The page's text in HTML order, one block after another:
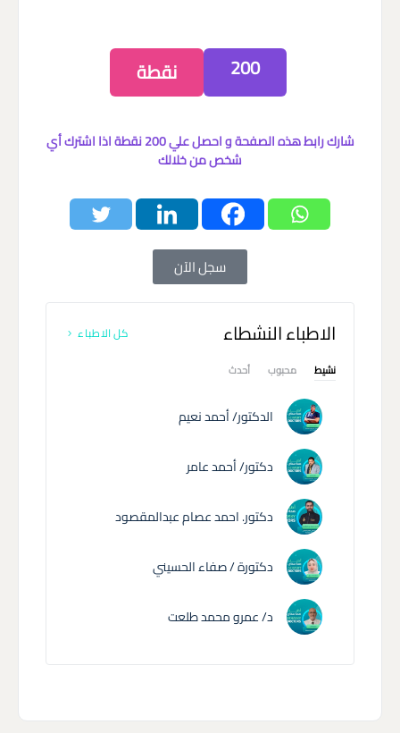
200 نقطة
شارك رابط هذه الصفحة و احصل علي 200 نقطة اذا اشترك أي
شخص من خلالك
سجل الآن
الاطباء النشطاء كل الاطباء
نشيط محبوب أحدث
الدكتور/ أحمد نعيم
دكتور/ أحمد عامر
دكتور. احمد عصام عبدالمقصود
دكتورة / صفاء الحسيني
د/ عمرو محمد طلعت